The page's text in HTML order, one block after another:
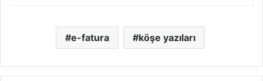
e-fatura köşe yazıları